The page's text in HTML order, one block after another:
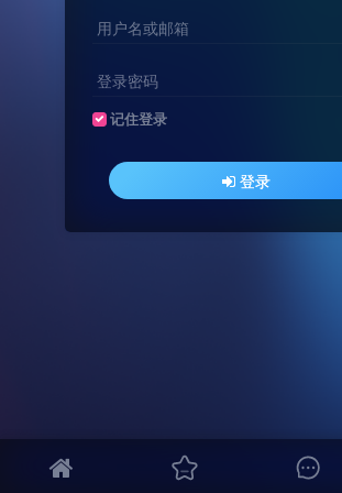
用户名或邮箱
登录密码
记住登录
登录